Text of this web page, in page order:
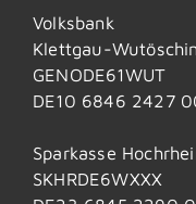
Volksbank
Klettgau-
GENODE61WUT
DE10 6846 2427
Sparkasse
SKHRDE6WXXX